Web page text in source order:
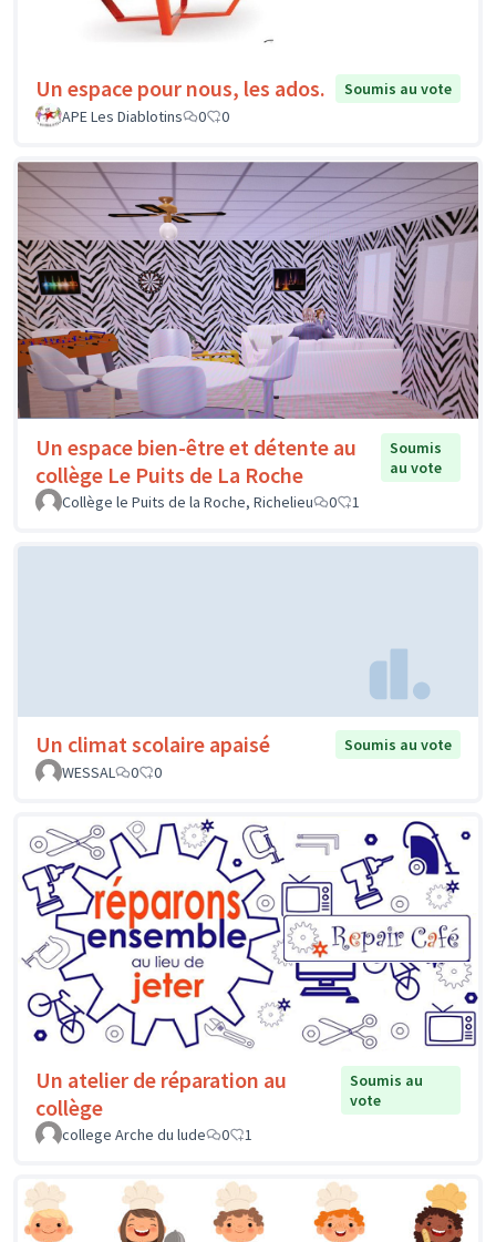
Un espace pour nous, les ados.
Soumis au vote
APE Les Diablotins
0 0
Un espace bien-être et détente au
collège Le Puits de La Roche
Soumis
au vote
Collège le Puits de la Roche, Richelieu
0 1
Un climat scolaire apaisé
Soumis au vote
WESSAL
0 0
Un atelier de réparation au
collège
Soumis au
vote
college Arche du lude
0 1